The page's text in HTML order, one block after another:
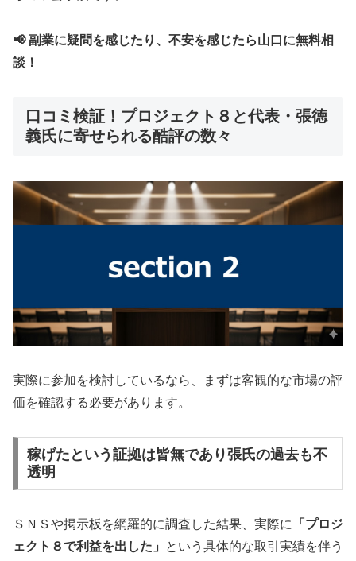
📢 副業に疑問を感じたり、不安を感じたら山口に無料相
談！
口コミ検証！プロジェクト８と代表・張徳
義氏に寄せられる酷評の数々
実際に参加を検討しているなら、まずは客観的な市場の評
価を確認する必要があります。
稼げたという証拠は皆無であり張氏の過去も不
透明
ＳＮＳや掲示板を網羅的に調査した結果、実際に
「プロジ
ェクト８で利益を出した」
という具体的な取引実績を伴う